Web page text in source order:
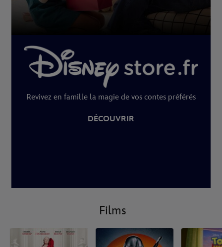
Revivez en famille la magie de vos contes préférés
DÉCOUVRIR
Films